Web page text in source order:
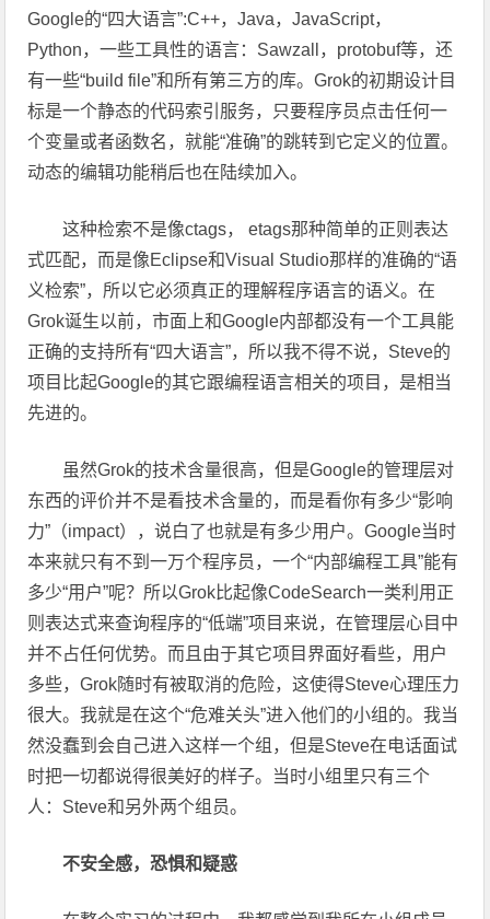
Google的“四大语言”:C++，Java，JavaScript，
Python，一些工具性的语言：Sawzall，protobuf等，还
有一些“build file”和所有第三方的库。Grok的初期设计目
标是一个静态的代码索引服务，只要程序员点击任何一
个变量或者函数名，就能“准确”的跳转到它定义的位置。
动态的编辑功能稍后也在陆续加入。
这种检索不是像ctags， etags那种简单的正则表达
式匹配，而是像Eclipse和Visual Studio那样的准确的“语
义检索”，所以它必须真正的理解程序语言的语义。在
Grok诞生以前，市面上和Google内部都没有一个工具能
正确的支持所有“四大语言”，所以我不得不说，Steve的
项目比起Google的其它跟编程语言相关的项目，是相当
先进的。
虽然Grok的技术含量很高，但是Google的管理层对
东西的评价并不是看技术含量的，而是看你有多少“影响
力”（impact），说白了也就是有多少用户。Google当时
本来就只有不到一万个程序员，一个“内部编程工具”能有
多少“用户”呢？所以Grok比起像CodeSearch一类利用正
则表达式来查询程序的“低端”项目来说，在管理层心目中
并不占任何优势。而且由于其它项目界面好看些，用户
多些，Grok随时有被取消的危险，这使得Steve心理压力
很大。我就是在这个“危难关头”进入他们的小组的。我当
然没蠢到会自己进入这样一个组，但是Steve在电话面试
时把一切都说得很美好的样子。当时小组里只有三个
人：Steve和另外两个组员。
不安全感，恐惧和疑惑